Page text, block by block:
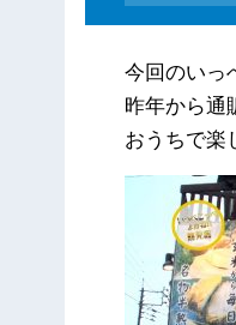
今回のいっ
昨年から通
おうちで楽